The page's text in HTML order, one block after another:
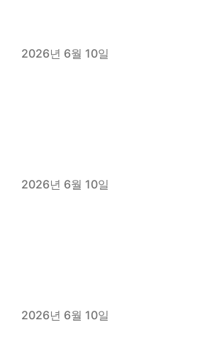
Published on
2026년 6월 10일
Published on
2026년 6월 10일
Published on
2026년 6월 10일